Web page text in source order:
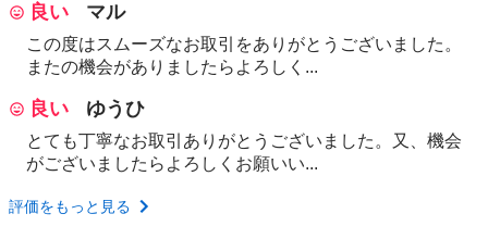
良い マル
この度はスムーズなお取引をありがとうございました。
またの機会がありましたらよろしく...
良い ゆうひ
とても丁寧なお取引ありがとうございました。又、機会
がございましたらよろしくお願いい...
評価をもっと見る